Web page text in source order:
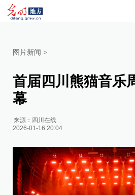
图片新闻 >
首届四川熊猫音乐
幕
来源： 四川在线
2026-01-16 20:04